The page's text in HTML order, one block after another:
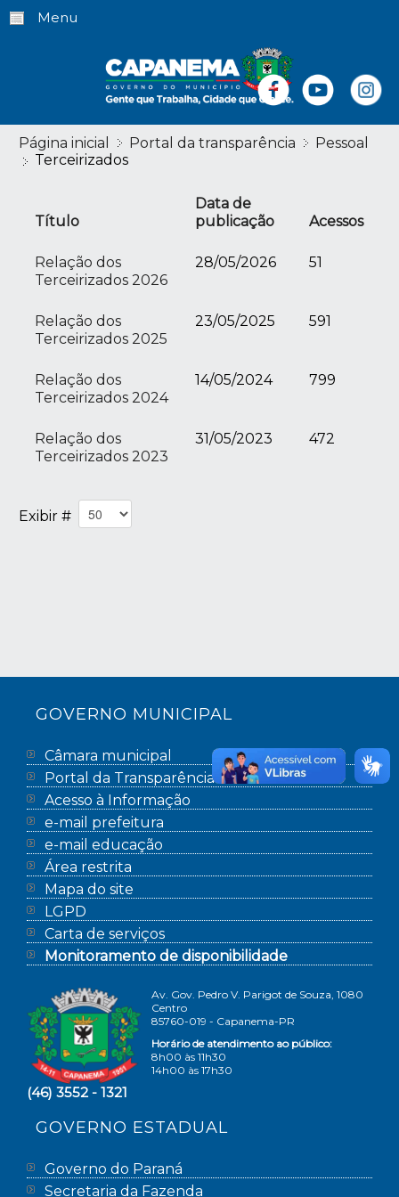
Menu
Página inicial Portal da transparência
Pessoal
Terceirizados
Título
Data de
publicação
Acessos
Relação dos
Terceirizados 2026
28/05/2026 51
Relação dos
Terceirizados 2025
23/05/2025 591
Relação dos
Terceirizados 2024
14/05/2024 799
Relação dos
Terceirizados 2023
31/05/2023 472
Exibir #
GOVERNO MUNICIPAL
Câmara municipal
Portal da Transparência
Acesso à Informação
e-mail prefeitura
e-mail educação
Área restrita
Mapa do site
LGPD
Carta de serviços
Monitoramento de disponibilidade
Av. Gov. Pedro V. Parigot de Souza, 1080
Centro
85760-019 - Capanema-PR
Horário de atendimento ao público:
8h00 às 11h30
14h00 às 17h30
(46) 3552 - 1321
GOVERNO ESTADUAL
Governo do Paraná
Secretaria da Fazenda